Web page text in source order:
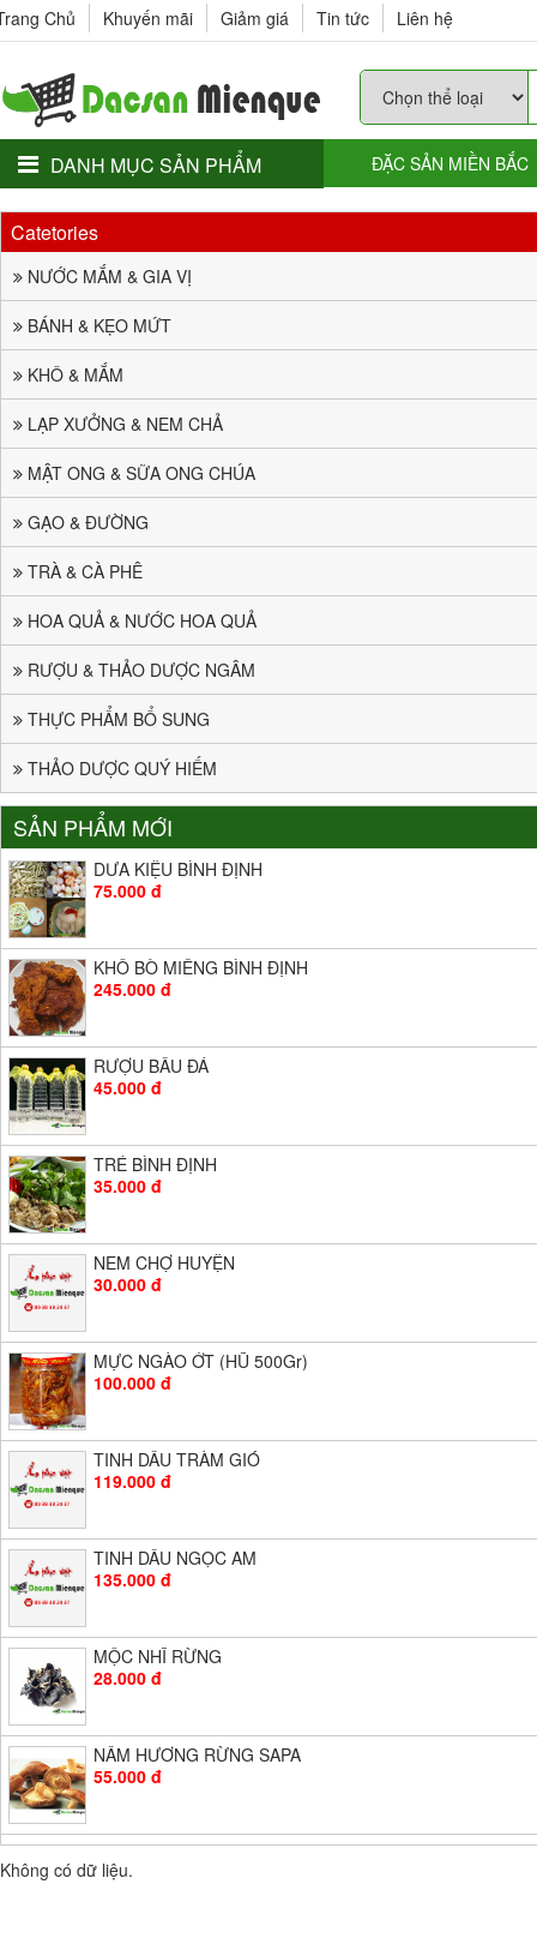
Chủ Khuyến mãi Giảm giá Tin tức Liên hệ
DANH MỤC SẢN PHẨM ĐẶC SẢN MIỀN BẮC
Catetories
NƯỚC MẮM & GIA VỊ
BÁNH & KẸO MỨT
KHÔ & MẮM
LẠP XƯỞNG & NEM CHẢ
MẬT ONG & SỮA ONG CHÚA
GẠO & ĐƯỜNG
TRÀ & CÀ PHÊ
HOA QUẢ & NƯỚC HOA QUẢ
RƯỢU & THẢO DƯỢC NGÂM
THỰC PHẨM BỔ SUNG
THẢO DƯỢC QUÝ HIẾM
SẢN PHẨM MỚI
DƯA KIỆU BÌNH ĐỊNH
75.000 đ
KHÔ BÒ MIẾNG BÌNH ĐỊNH
245.000 đ
RƯỢU BẦU ĐÁ
45.000 đ
TRÉ BÌNH ĐỊNH
35.000 đ
NEM CHỢ HUYỆN
30.000 đ
MỰC NGÀO ỚT (HŨ 500Gr)
100.000 đ
TINH DẦU TRÀM GIÓ
119.000 đ
TINH DẦU NGỌC AM
135.000 đ
MỘC NHĨ RỪNG
28.000 đ
NẤM HƯƠNG RỪNG SAPA
55.000 đ
Không có dữ liệu.